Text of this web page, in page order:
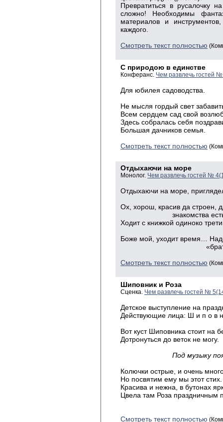
Превратиться в русалочку
сложно! Необходимы
материалов и
каждого.
Смотреть текст полностью
С природою в единстве
Конферанс. Чем развлечь гостей
Для юбилея садоводства.
Не мысля гордый свет
Всем сердцем сад свой
Здесь собралась себя
Большая дачников семья.
Смотреть текст полностью
Отдыхаючи на море
Монолог. Чем развлечь гостей №
Отдыхаючи на море,
Ох, хорош, красив да строен,
знакомства есть
Ходит с книжкой одиноко
Боже мой, уходит время…
«брать
Смотреть текст полностью
Шиповник и Роза
Сценка. Чем развлечь гостей №
Детское выступление на
Действующие лица: Ш и п о в
Вот куст Шиповника стоит на
Дотронуться до веток не могу.
Под музыку
Колючки острые, и очень
Но посвятим ему мы этот стих.
Красива и нежна, в бутонах
Цвела там Роза праздничным
Смотреть текст полностью